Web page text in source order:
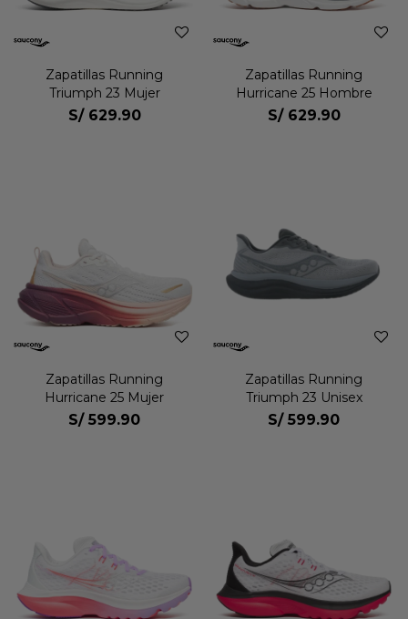
Zapatillas Running
Triumph 23 Mujer
S/ 629.90
Zapatillas Running
Hurricane 25 Hombre
S/ 629.90
Zapatillas Running
Hurricane 25 Mujer
S/ 599.90
Zapatillas Running
Triumph 23 Unisex
S/ 599.90